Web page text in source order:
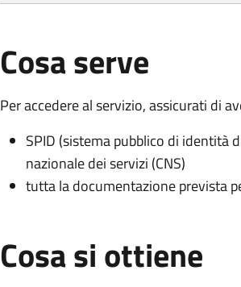
Cosa serve
Per accedere al servizio, assicurati di
SPID (sistema pubblico di identità
nazionale dei servizi (CNS)
tutta la documentazione prevista
Cosa si ottiene